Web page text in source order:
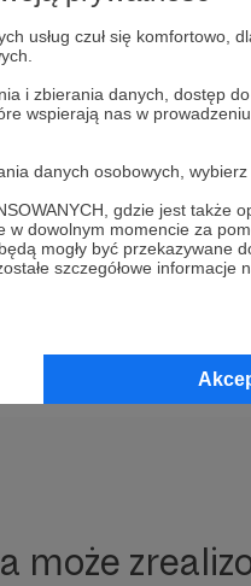
usług czuł się komfortowo,
i zbierania danych, dostęp
wspierają nas w
danych osobowych, wybierz
gdzie jest także
dowolnym momencie za
mogły być przekazywane
szczegółowe informacje
Kup kupon
Opłać wsparcie za
Prześlij wygenerowany
może